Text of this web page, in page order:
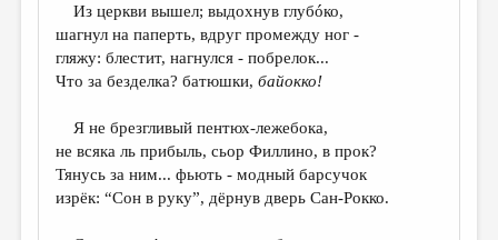
ОБЪЯВЛЕНИЯ
КОЛОНКА РЕДАКТОРА
ОТ РЕДАКЦИИ
МАЛАЯ ПРОЗА
Из церкви вышел; выдохнув глубóко,
шагнул на паперть, вдруг промежду ног -
гляжу: блестит, нагнулся - побрелок...
Что за безделка? батюшки,байокко!
Я не брезгливый пентюх-лежебока,
не всяка ль прибыль, сьор Филлино, в прок?
Тянусь за ним... фьють - модный барсучок
изрёк: “Сон в руку”, дёрнув дверь Сан-Рокко.